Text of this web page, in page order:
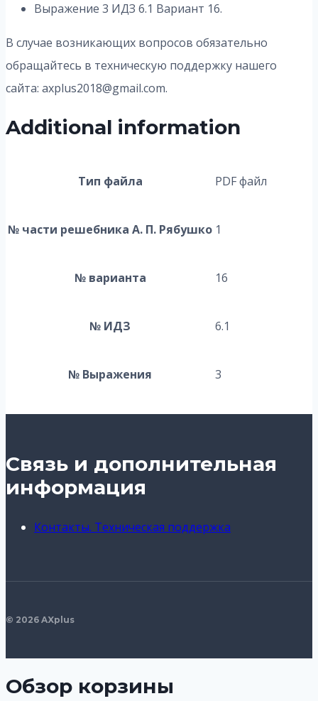
Выражение 3 ИДЗ 6.1 Вариант 16.
В случае возникающих вопросов обязательно
обращайтесь в техническую поддержку нашего
сайта: axplus2018@gmail.com.
Additional information
Тип файла PDF файл
№ части решебника А. П. Рябушко 1
№ варианта 16
№ ИДЗ 6.1
№ Выражения 3
Связь и дополнительная
информация
Контакты. Техническая поддержка
© 2026 AXplus
Обзор корзины